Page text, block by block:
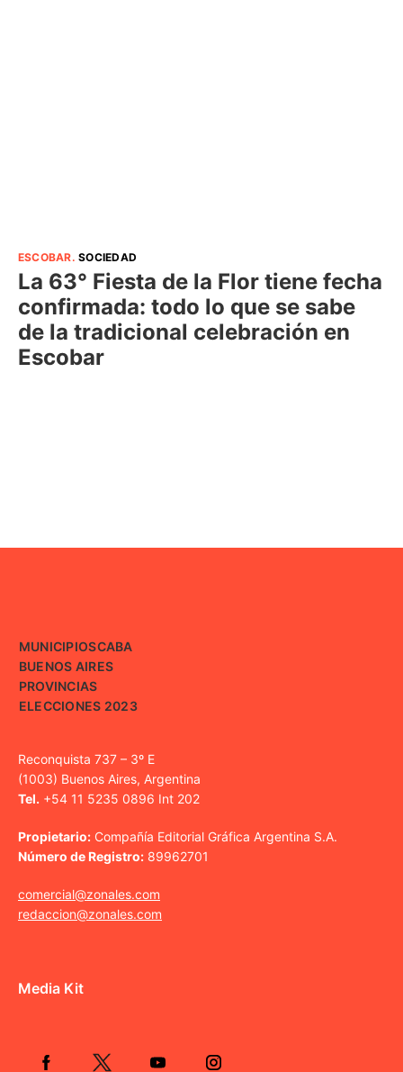
ESCOBAR.SOCIEDAD
La 63° Fiesta de la Flor tiene fecha
confirmada: todo lo que se sabe
de la tradicional celebración en
Escobar
MUNICIPIOSCABA
BUENOS AIRES
PROVINCIAS
ELECCIONES 2023
Reconquista 737 – 3º E
(1003) Buenos Aires, Argentina
Tel. +54 11 5235 0896 Int 202
Propietario: Compañía Editorial Gráfica Argentina S.A.
Número de Registro: 89962701
comercial@zonales.com
redaccion@zonales.com
Media Kit